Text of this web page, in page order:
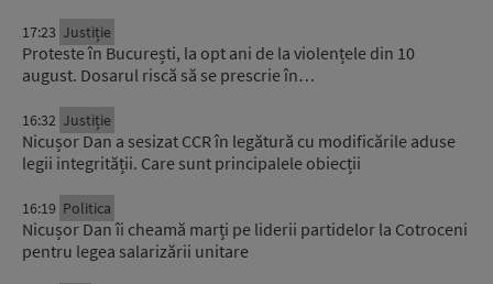
17:23 Justiție
Proteste în București, la opt ani de la violențele din 10
august. Dosarul riscă să se prescrie în…
16:32 Justiție
Nicușor Dan a sesizat CCR în legătură cu modificările aduse
legii integrității. Care sunt principalele obiecții
16:19 Politica
Nicușor Dan îi cheamă marți pe liderii partidelor la Cotroceni
pentru legea salarizării unitare